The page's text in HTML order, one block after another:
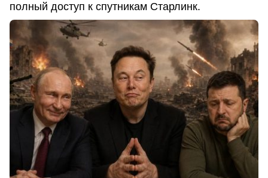
полный доступ к спутникам Старлинк.